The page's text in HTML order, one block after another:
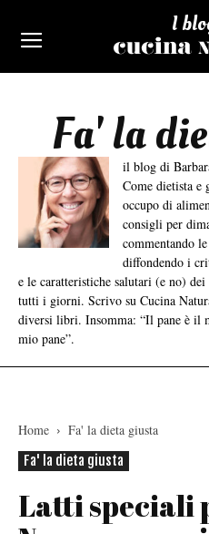
I
Fa' la
il blog di
Come dietista e
occupo di
consigli per
commentando
diffondendo i
e le caratteristiche salutari (e no)
tutti i giorni. Scrivo su Cucina
diversi libri. Insomma: “Il pane è il
mio pane”.
Home
Fa' la dieta giusta
Fa' la dieta giusta
Latti speciali